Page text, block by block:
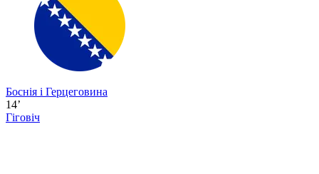
Боснія і Герцеговина
14’
Гіговіч